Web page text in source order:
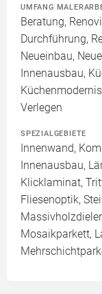
UMFANG
Beratung,
Durchführung,
Neueinbau,
Innenausbau,
Verlegen
SPEZIALGEBIETE
Innenwand,
Innenausbau,
Klicklaminat,
Fliesenoptik,
Mosaikparkett,